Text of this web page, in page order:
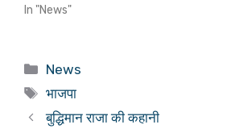
In "News"
Categories
News
Tags
भाजपा
बुद्धिमान राजा की कहानी